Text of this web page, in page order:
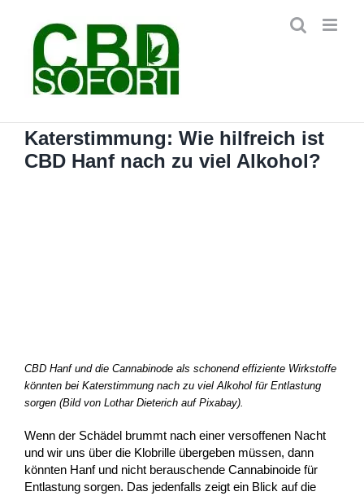
springen
Katerstimmung: Wie hilfreich ist
CBD Hanf nach zu viel Alkohol?
CBD Hanf und die Cannabinode als schonend effiziente Wirkstoffe
könnten bei Katerstimmung nach zu viel Alkohol für Entlastung
sorgen (Bild von Lothar Dieterich auf Pixabay).
Wenn der Schädel brummt nach einer versoffenen Nacht
und wir uns über die Klobrille übergeben müssen, dann
könnten Hanf und nicht berauschende Cannabinoide für
Entlastung sorgen. Das jedenfalls zeigt ein Blick auf die